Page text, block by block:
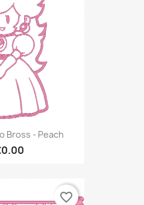
Bross - Peach
favorite_border